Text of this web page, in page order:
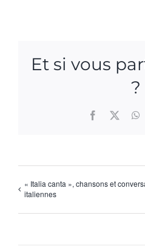
Et si vous
?
Facebook
« Italia canta », chansons et
italiennes